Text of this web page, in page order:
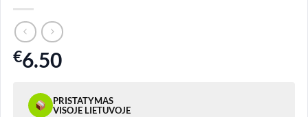
€6.50
PRISTATYMAS
VISOJE LIETUVOJE